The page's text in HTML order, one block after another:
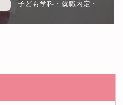
子ども学科・就職内定・